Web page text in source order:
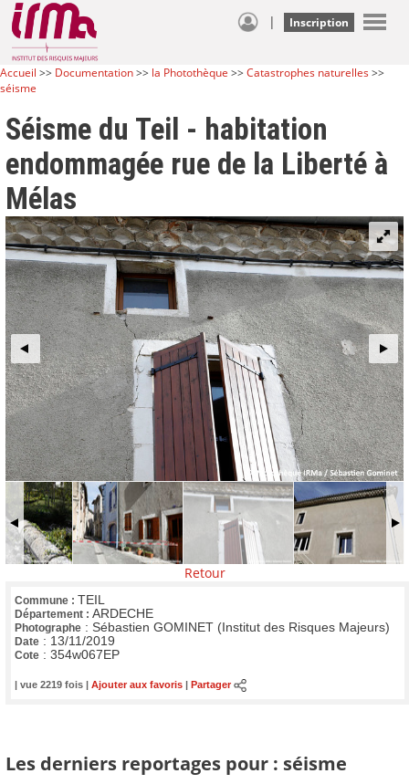
| Inscription
Accueil >> Documentation>> la Photothèque >>Catastrophes naturelles>>
séisme
Séisme du Teil - habitation
endommagée rue de la Liberté à
Mélas
Retour
Commune : TEIL
Département : ARDECHE
Photographe : Sébastien GOMINET (Institut des Risques Majeurs)
Date : 13/11/2019
Cote : 354w067EP
| vue 2219 fois | Ajouter aux favoris Partager
Les derniers reportages pour : séisme